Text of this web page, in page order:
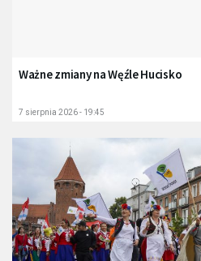
Ważne zmiany na Węźle Hucisko
7 sierpnia 2026 - 19:45